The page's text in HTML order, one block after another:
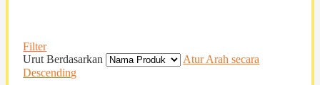
Filter
Urut Berdasarkan
Atur Arah secara
Descending